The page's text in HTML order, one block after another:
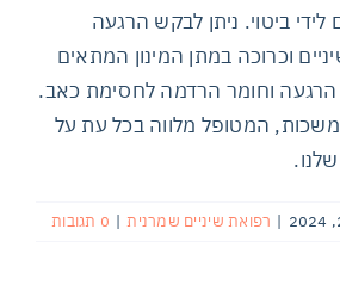
ביטוי. ניתן לבקש הרגעה
וכרוכה במתן המינון המתאים
וחומר הרדמה לחסימת כאב.
המטופל מלווה בכל עת על
| רפואת שיניים שמרנית | 0 תגובות